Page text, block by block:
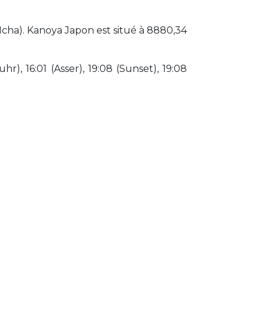
Kanoya Japon est situé à 8880,34
16:01 (Asser), 19:08 (Sunset), 19:08